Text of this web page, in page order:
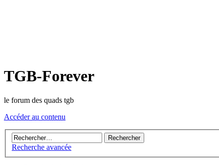
TGB-Forever
le forum des quads tgb
Accéder au contenu
Recherche avancée